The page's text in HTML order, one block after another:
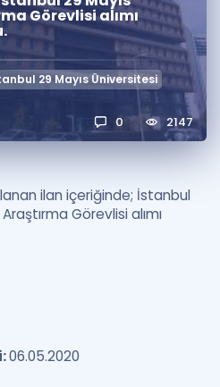
DEĞİLİM
İngilizce Gramer
Kariyer
Görevlisi alımı
29 Mayıs Üniversitesi
0 2147
ilan içeriğinde; İstanbul
Görevlisi alımı
06.05.2020